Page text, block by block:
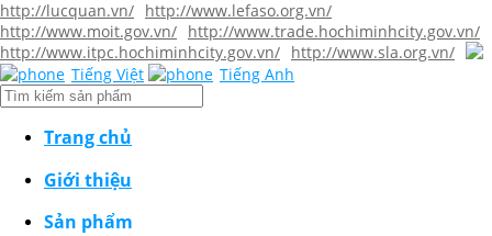
http://lucquan.vn/ http://www.lefaso.org.vn/
http://www.moit.gov.vn/ http://www.trade.hochiminhcity.gov.vn/
http://www.itpc.hochiminhcity.gov.vn/ http://www.sla.org.vn/
Tiếng Việt
Tiếng Anh
Trang chủ
Giới thiệu
Sản phẩm